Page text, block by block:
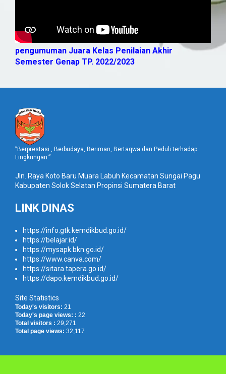
pengumuman Juara Kelas Penilaian Akhir
Semester Genap TP. 2022/2023
”Berprestasi , Berbudaya, Beriman, Bertaqwa dan Peduli terhadap
Lingkungan.”
Jln. Raya Koto Baru Muara Labuh Kecamatan Sungai Pagu
Kabupaten Solok Selatan Propinsi Sumatera Barat
LINK DINAS
https://info.gtk.kemdikbud.go.id/
https://belajar.id/
https://mysapk.bkn.go.id/
https://www.canva.com/
https://sitara.tapera.go.id/
https://dapo.kemdikbud.go.id/
Site Statistics
Today's visitors: 21
Today's page views: : 22
Total visitors : 29,271
Total page views: 32,117